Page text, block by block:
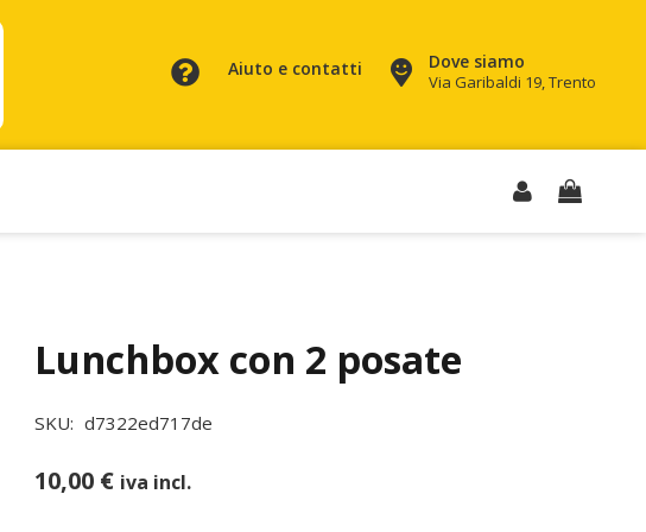
Aiuto e contatti Dove siamo
Via Garibaldi 19, Trento
Lunchbox con 2 posate
SKU: d7322ed717de
10,00 € iva incl.